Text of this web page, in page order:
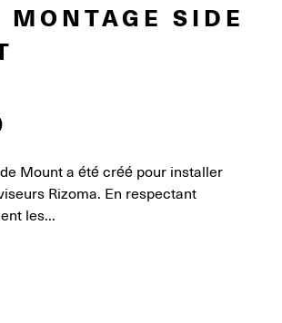
SIDE
Mount a été créé pour installer
Rizoma. En respectant
les...